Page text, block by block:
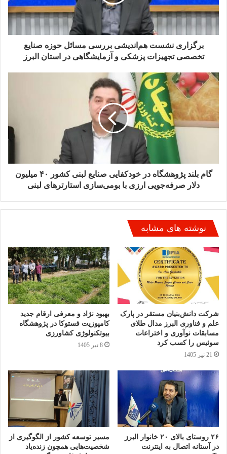
برگزاری نشست هم‌اندیشی بررسی مسائل حوزه صنایع
تخصصی تجهیزات پزشکی و آزمایشگاهی در استان البرز
گام بلند پژوهشگاه در خودکفایی صنایع لبنی کشور ۴۰ میلیون
دلار صرفه‌جویی ارزی با بومی‌سازی استارترهای لبنی
نوشته های مشابه
شرکت دانش‌بنیان مستقر در پارک
علم و فناوری البرز مدال طلای
مسابقات نوآوری و اختراعات
سوئیس را کسب کرد
21 تیر 1405
بهبود نژاد و معرفی ارقام جدید
کامپوزیت فستوکا در پژوهشگاه
بیوتکنولوژی کشاورزی
8 تیر 1405
۲۶ روستای بالای ۲۰ خانوار البرز
در آستانه اتصال به اینترنت
مسیر توسعه کشور از الگوگیری از
شخصیت‌هایی همچون زنده‌یاد